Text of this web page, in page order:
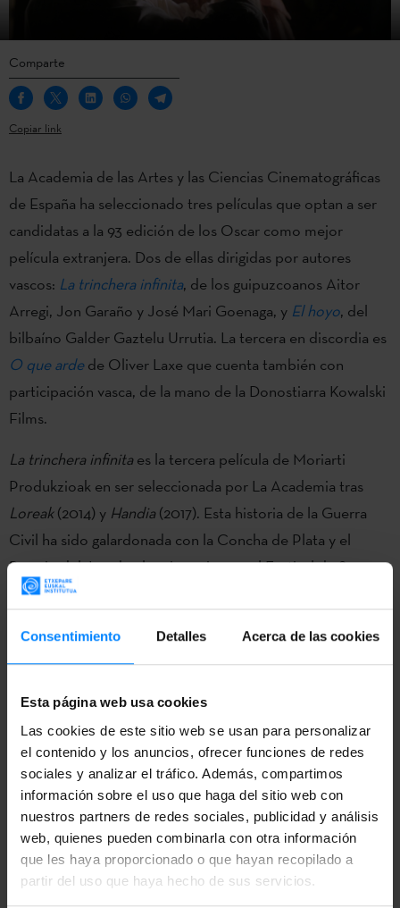
Consentimiento Detalles Acerca de las cookies
Esta página web usa cookies
Las cookies de este sitio web se usan para personalizar
el contenido y los anuncios, ofrecer funciones de redes
sociales y analizar el tráfico. Además, compartimos
información sobre el uso que haga del sitio web con
nuestros partners de redes sociales, publicidad y análisis
web, quienes pueden combinarla con otra información
que les haya proporcionado o que hayan recopilado a
partir del uso que haya hecho de sus servicios.
Comparte
Copiar link
La Academia de las Artes y las Ciencias Cinematográficas
de España ha seleccionado tres películas que optan a ser
candidatas a la 93 edición de los Oscar como mejor
película extranjera. Dos de ellas dirigidas por autores
vascos: La trinchera infinita, de los guipuzcoanos Aitor
Arregi, Jon Garaño y José Mari Goenaga, y El hoyo, del
bilbaíno Galder Gaztelu Urrutia. La tercera en discordia es
O que ardede Oliver Laxe que cuenta también con
participación vasca, de la mano de la Donostiarra Kowalski
Films.
La trinchera infinitaes la tercera película de Moriarti
Produkzioak en ser seleccionada por La Academia tras
Loreak(2014) y Handia(2017). Esta historia de la Guerra
Civil ha sido galardonada con la Concha de Plata y el
Premio del Jurado al mejor guion en el Festival de San
Sebastián y dos Premios Goya (contando con 15
primera vez con otra película vasca.
película de género ha recibido importantes
reconocimientos en Toronto, Sitges y en los Premios
Goya. También ha conseguido el apoyo del público, ya que
el primer largometraje de Gaztelu Urrutia ha sido uno de
los más vistos en la plataforma Netflix durante el
confinamiento.
El 3 de noviembre se resolverá quién tomará la